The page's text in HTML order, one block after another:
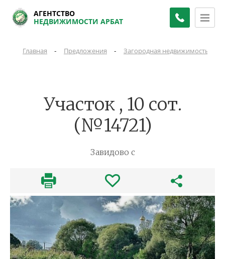
АГЕНТСТВО
НЕДВИЖИМОСТИ АРБАТ
Главная - Предложения - Загородная недвижимость
Участок , 10 сот.
(№14721)
Завидово с